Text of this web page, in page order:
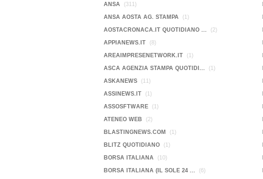
ANSA (311)
ANSA AOSTA AG. STAMPA (1)
AOSTACRONACA.IT QUOTIDIANO ... (2)
APPIANEWS.IT (8)
AREAIMPRESENETWORK.IT (1)
ASCA AGENZIA STAMPA QUOTIDI... (1)
ASKANEWS (11)
ASSINEWS.IT (1)
ASSOSFTWARE (1)
ATENEO WEB (2)
BLASTINGNEWS.COM (1)
BLITZ QUOTIDIANO (1)
BORSA ITALIANA (10)
BORSA ITALIANA (IL SOLE 24 ... (6)